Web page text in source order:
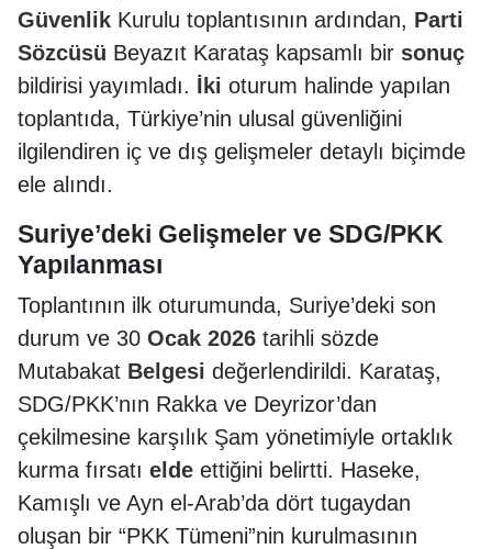
Güvenlik Kurulu toplantısının ardından, Parti
Sözcüsü Beyazıt Karataş kapsamlı bir sonuç
bildirisi yayımladı. İki oturum halinde yapılan
toplantıda, Türkiye’nin ulusal güvenliğini
ilgilendiren iç ve dış gelişmeler detaylı biçimde
ele alındı.
Suriye’deki Gelişmeler ve SDG/PKK
Yapılanması
Toplantının ilk oturumunda, Suriye’deki son
durum ve 30 Ocak 2026 tarihli sözde
Mutabakat Belgesi değerlendirildi. Karataş,
SDG/PKK’nın Rakka ve Deyrizor’dan
çekilmesine karşılık Şam yönetimiyle ortaklık
kurma fırsatı elde ettiğini belirtti. Haseke,
Kamışlı ve Ayn el-Arab’da dört tugaydan
oluşan bir “PKK Tümeni”nin kurulmasının